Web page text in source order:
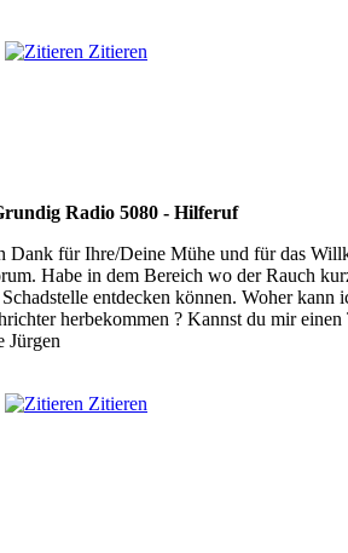
Zitieren
Radio 5080 - Hilferuf
Dank für Ihre/Deine Mühe und für das
Habe in dem Bereich wo der Rauch
entdecken können. Woher kann
herbekommen ? Kannst du mir einen
Jürgen
Zitieren